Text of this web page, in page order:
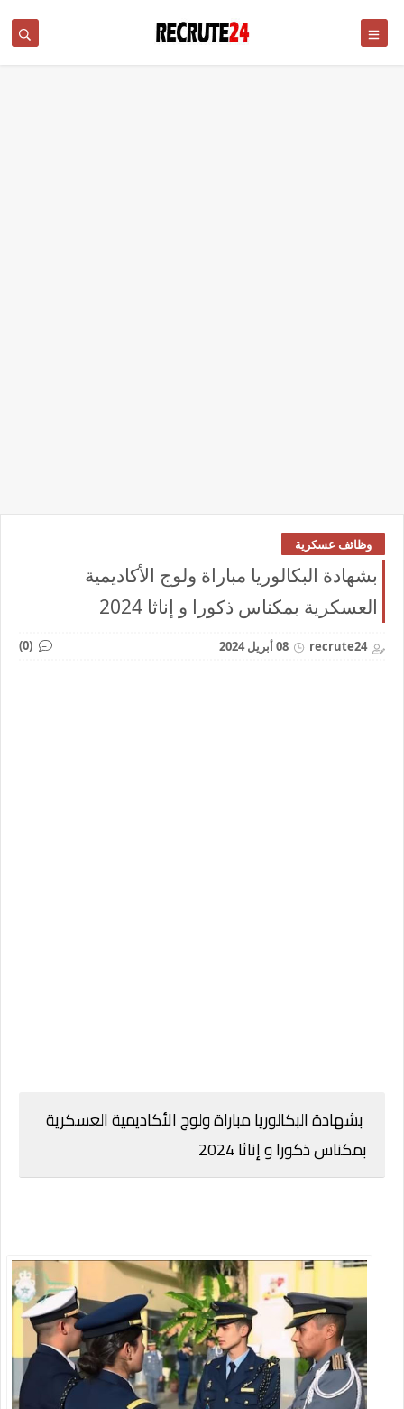
وظائف عسكرية
بشهادة البكالوريا مباراة ولوج الأكاديمية
العسكرية بمكناس ذكورا و إناثا 2024
recrute24 08 أبريل 2024 (0)
بشهادة البكالوريا مباراة ولوج الأكاديمية العسكرية
بمكناس ذكورا و إناثا 2024